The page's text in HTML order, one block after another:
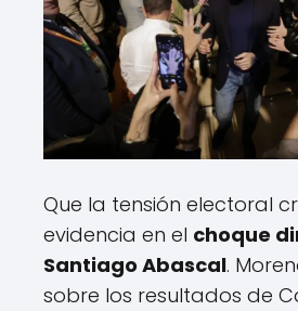
Que la tensión electoral
evidencia en el choque
Santiago Abascal.
sobre los resultados de